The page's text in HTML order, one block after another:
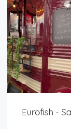
Eurofish -